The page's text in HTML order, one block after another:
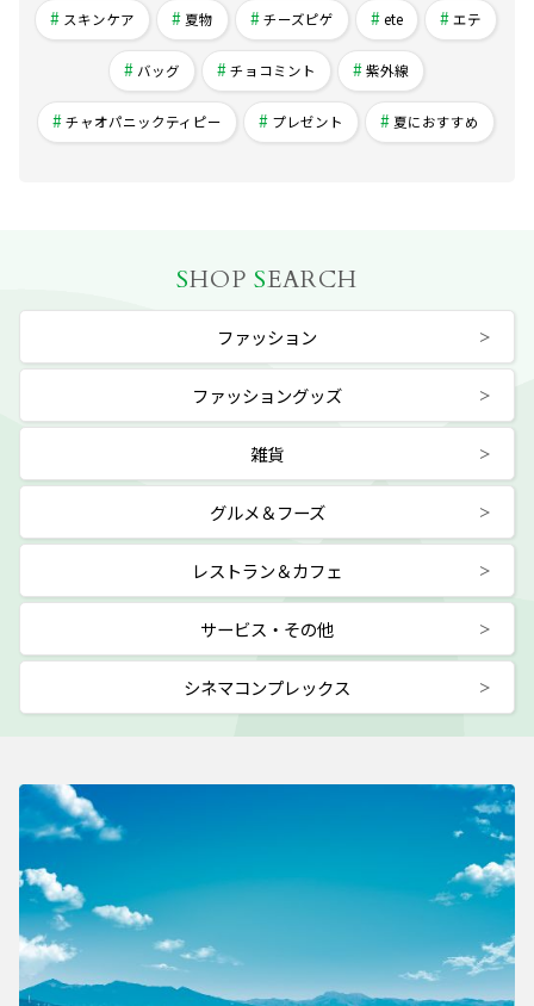
スキンケア 夏物 チーズピゲ ete エテ
バッグ チョコミント 紫外線
チャオパニックティピー プレゼント 夏におすすめ
SHOP SEARCH
ファッション
ファッショングッズ
雑貨
グルメ＆フーズ
レストラン＆カフェ
サービス・その他
シネマコンプレックス